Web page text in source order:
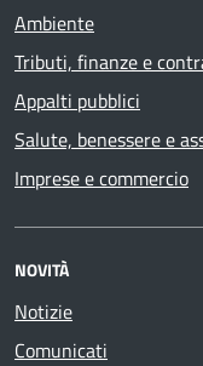
Ambiente
Tributi, finanze e
Appalti pubblici
Salute, benessere e
Imprese e commercio
NOVITÀ
Notizie
Comunicati